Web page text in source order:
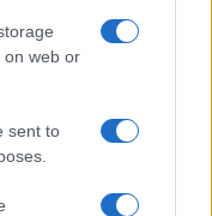
on web or
sent to